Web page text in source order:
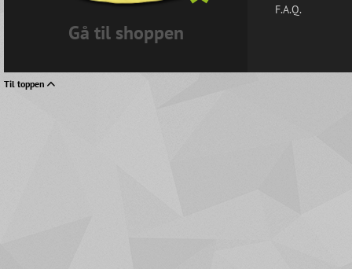
Gå til shoppen
F.A.Q.
Til toppen